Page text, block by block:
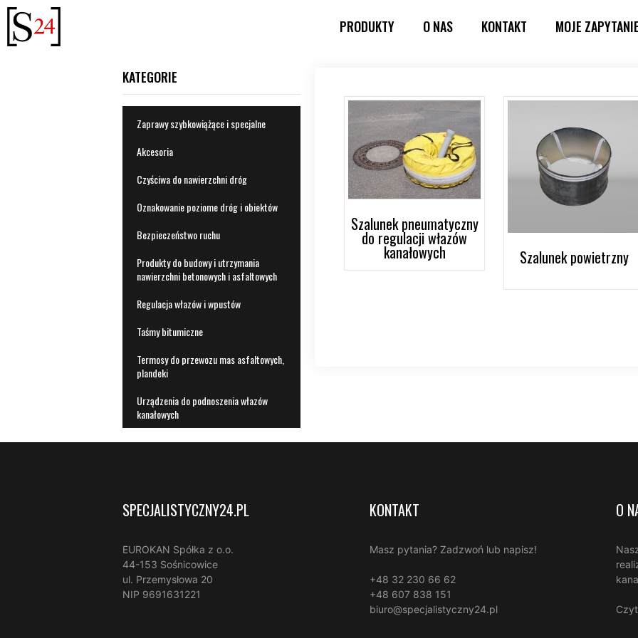
Przejdź
do
treści
PRODUKTY O NAS KONTAKT MOJE
Szalunek pneumatyczny
do regulacji włazów
kanałowych Szalunek powietrzny
Zaprawy szybkowiążące i specjalne
Akcesoria
Czyściwa do nawierzchni dróg
Oznakowanie poziome dróg i obiektów
Bezpieczeństwo ruchu
Produkty do budowy i utrzymania
nawierzchni betonowych i asfaltowych
Regulacja włazów i wpustów
Taśmy bitumiczne
Termosy do przewozu mas asfaltowych,
plandeki
Urządzenia do podnoszenia włazów
kanałowych
SPECJALISTYCZNY24.PL
EUROKAN Spółka z o.o.
44-153 Sośnicowice
ul. Przemysłowa 20
NIP 9691631221
KONTAKT
Masz pytania? Zadzwoń lub napisz!
+48 32 230 66 62
+48 607 838 151
biuro@specjalistyczny24.pl
O